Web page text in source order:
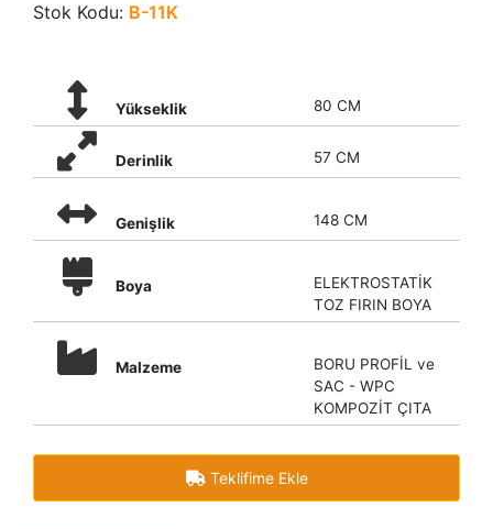
Stok Kodu: B-11K
Yükseklik 80 CM
Derinlik 57 CM
Genişlik 148 CM
Boya
ELEKTROSTATİK
TOZ FIRIN BOYA
Malzeme
BORU PROFİL ve
SAC - WPC
KOMPOZİT ÇITA
Teklifime Ekle